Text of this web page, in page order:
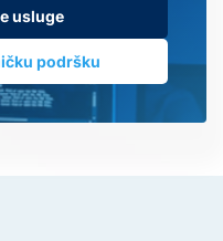
usluge
podršku